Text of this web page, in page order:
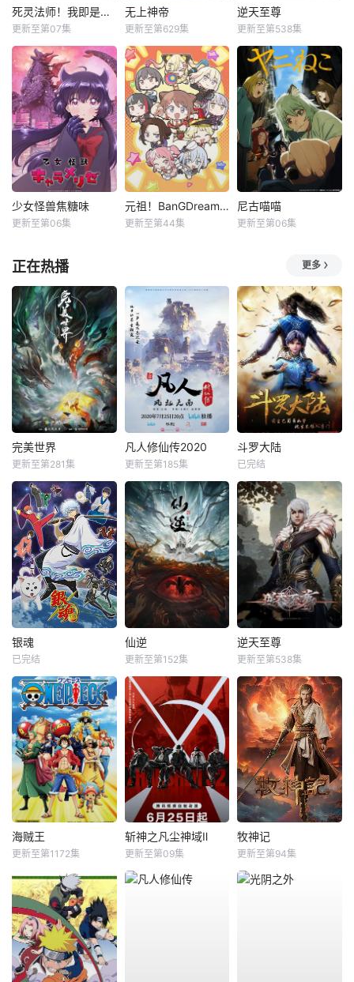
死灵法师！我即是天灾动漫
更新至第07集
无上神帝
更新至第629集
逆天至尊
更新至第538集
少女怪兽焦糖味
更新至第06集
元祖！BanGDream酱
更新至第44集
尼古喵喵
更新至第06集
正在热播 更多
完美世界
更新至第281集
凡人修仙传2020
更新至第185集
斗罗大陆
已完结
银魂
已完结
仙逆
更新至第152集
逆天至尊
更新至第538集
海贼王
更新至第1172集
斩神之凡尘神域Ⅱ
更新至第09集
牧神记
更新至第94集